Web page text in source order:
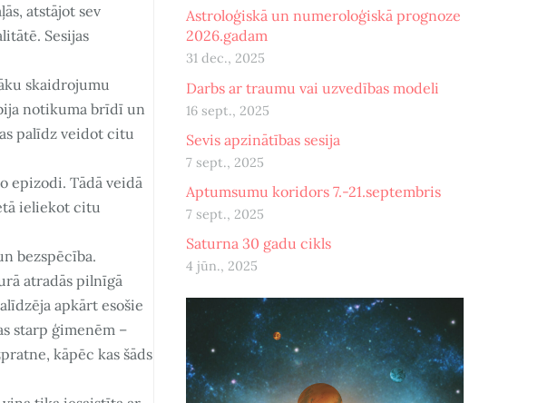
Astroloģiskā un numeroloģiskā prognoze
2026.gadam
31 dec., 2025
Darbs ar traumu vai uzvedības modeli
16 sept., 2025
Sevis apzinātības sesija
7 sept., 2025
Aptumsumu koridors 7.-21.septembris
7 sept., 2025
Saturna 30 gadu cikls
4 jūn., 2025
atstājot sev
Sesijas
skaidrojumu
notikuma brīdī un
palīdz veidot citu
epizodi. Tādā veidā
ieliekot citu
bezspēcība.
atradās pilnīgā
apkārt esošie
starp ģimenēm –
kāpēc kas šāds